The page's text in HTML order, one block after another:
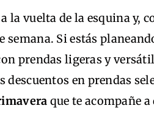
la vuelta de la esquina y,
semana. Si estás
prendas ligeras y
descuentos en prendas
que te acompañe